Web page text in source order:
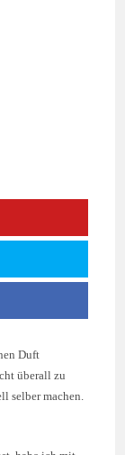
Duft
überall zu
selber machen.